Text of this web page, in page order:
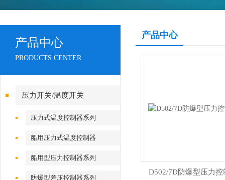
产品中心
PRODUCTS CENTER
压力开关/温度开关
压力式温度控制器系列
船用压力式温度控制器
船用型压力控制器系列
防爆型差压控制器系列
产品中心
D502/7D防爆型压力控